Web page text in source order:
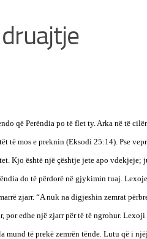
që Perëndia po të flet ty. Arka në të
të mos e preknin (Eksodi 25:14). Pse
Kjo është një çështje jete apo vdekjeje;
do të përdorë në gjykimin tuaj.
zjarr. “A nuk na digjeshin zemrat
por edhe një zjarr për të të ngrohur.
mund të prekë zemrën tënde. Lutu që i